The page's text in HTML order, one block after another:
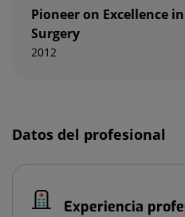
Pioneer on Excellence
Surgery
2012
Datos del profesional
Experiencia